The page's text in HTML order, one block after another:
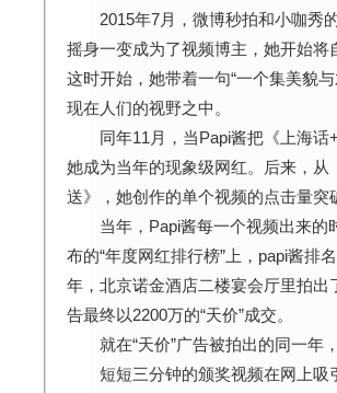
2015年7月，微博秒拍和小咖秀的
摇身一变成为了视频博主，她开始
这时开始，她带着一句“一个集美貌
现在人们的视野之中。
同年11月，当Papi酱把《上海话+
她成为当年的现象级网红。后来，
送》，她创作的单个视频的点击量突
当年，Papi酱每一个视频出来的
布的“年度网红排行榜”上，papi酱排
年，北京诺金酒店二楼宴会厅里拍
告最终以2200万的“天价”成交。
就在“天价”广告被拍出的同一年
短短三分钟的颁奖视频在网上吸